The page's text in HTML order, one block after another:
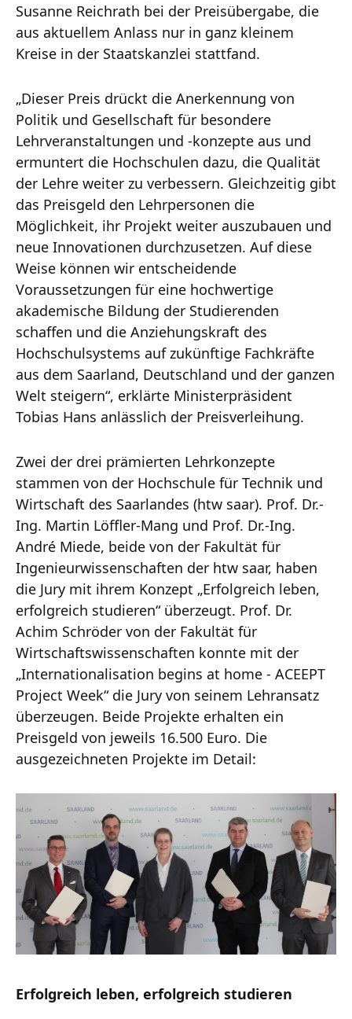
Susanne Reichrath bei der Preisübergabe, die
aus aktuellem Anlass nur in ganz kleinem
Kreise in der Staatskanzlei stattfand.
„Dieser Preis drückt die Anerkennung von
Politik und Gesellschaft für besondere
Lehrveranstaltungen und -konzepte aus und
ermuntert die Hochschulen dazu, die Qualität
der Lehre weiter zu verbessern. Gleichzeitig gibt
das Preisgeld den Lehrpersonen die
Möglichkeit, ihr Projekt weiter auszubauen und
neue Innovationen durchzusetzen. Auf diese
Weise können wir entscheidende
Voraussetzungen für eine hochwertige
akademische Bildung der Studierenden
schaffen und die Anziehungskraft des
Hochschulsystems auf zukünftige Fachkräfte
aus dem Saarland, Deutschland und der ganzen
Welt steigern“, erklärte Ministerpräsident
Tobias Hans anlässlich der Preisverleihung.
Zwei der drei prämierten Lehrkonzepte
stammen von der Hochschule für Technik und
Wirtschaft des Saarlandes (htw saar). Prof. Dr.-
Ing. Martin Löffler-Mang und Prof. Dr.-Ing.
André Miede, beide von der Fakultät für
Ingenieurwissenschaften der htw saar, haben
die Jury mit ihrem Konzept „Erfolgreich leben,
erfolgreich studieren“ überzeugt. Prof. Dr.
Achim Schröder von der Fakultät für
Wirtschaftswissenschaften konnte mit der
„Internationalisation begins at home - ACEEPT
Project Week“ die Jury von seinem Lehransatz
überzeugen. Beide Projekte erhalten ein
Preisgeld von jeweils 16.500 Euro. Die
ausgezeichneten Projekte im Detail:
Erfolgreich leben, erfolgreich studieren